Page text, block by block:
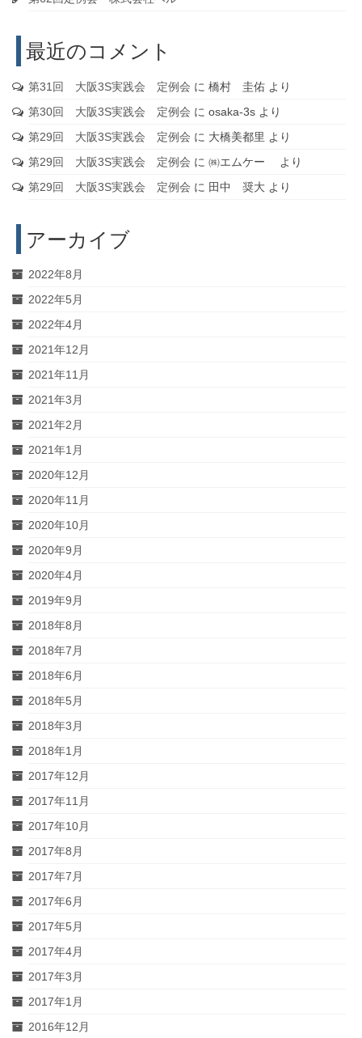
最近のコメント
第31回 大阪3S実践会 定例会 に 橋村 圭佑 より
第30回 大阪3S実践会 定例会 に osaka-3s より
第29回 大阪3S実践会 定例会 に 大橋美都里 より
第29回 大阪3S実践会 定例会 に ㈱エムケー
より
第29回 大阪3S実践会 定例会 に 田中 奨大 より
アーカイブ
2022年8月
2022年5月
2022年4月
2021年12月
2021年11月
2021年3月
2021年2月
2021年1月
2020年12月
2020年11月
2020年10月
2020年9月
2020年4月
2019年9月
2018年8月
2018年7月
2018年6月
2018年5月
2018年3月
2018年1月
2017年12月
2017年11月
2017年10月
2017年8月
2017年7月
2017年6月
2017年5月
2017年4月
2017年3月
2017年1月
2016年12月